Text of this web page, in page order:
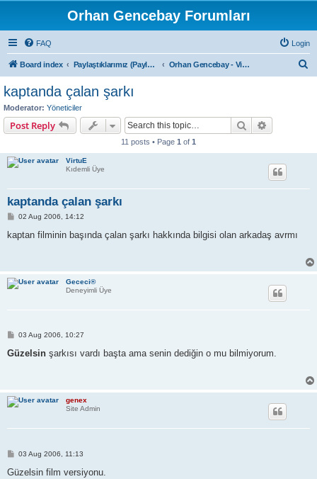
Orhan Gencebay Forumları
FAQ Login
Board index Paylaştıklarımız (Paylaşım Kurallarını Mutlaka Okuyunuz) Orhan Gencebay - Videolar
kaptanda çalan şarkı
Moderator: Yöneticiler
Post Reply Search
11 posts • Page 1 of 1
VirtuE
Kıdemli Üye
kaptanda çalan şarkı
P
s
t
02 Aug 2006, 14:12
kaptan filminin başında çalan şarkı hakkında bilgisi olan arkadaş avrmı
Gececi®
Deneyimli Üye
P
s
03 Aug 2006, 10:27
Güzelsin şarkısı vardı başta ama senin dediğin o mu bilmiyorum.
genex
Site Admin
P
s
03 Aug 2006, 11:13
Güzelsin film versiyonu.